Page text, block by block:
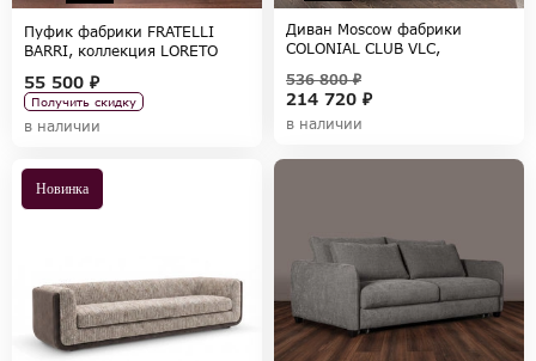
Пуфик фабрики FRATELLI
BARRI, коллекция LORETO
55 500 ₽
Получить скидку
в наличии
Диван Moscow фабрики
COLONIAL CLUB VLC,
VLC
214 720 ₽
536 800 ₽
в наличии
Новинка